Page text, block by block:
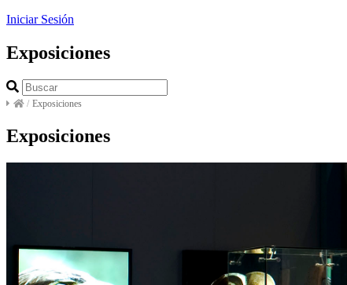
Iniciar Sesión
Exposiciones
/ Exposiciones
Exposiciones